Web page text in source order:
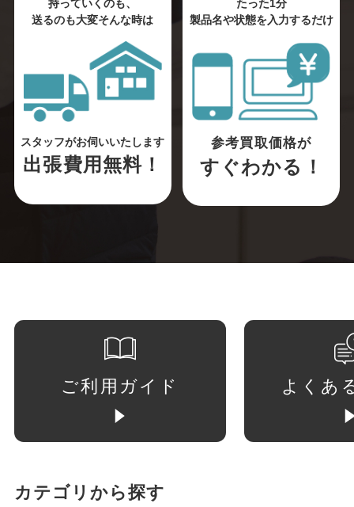
持っていくのも、
送るのも大変そんな時は
スタッフがお伺いいたします
出張費用無料！
たった1分
製品名や状態を入力するだけ
参考買取価格が
すぐわかる！
ご利用ガイド よくあ
カテゴリから探す